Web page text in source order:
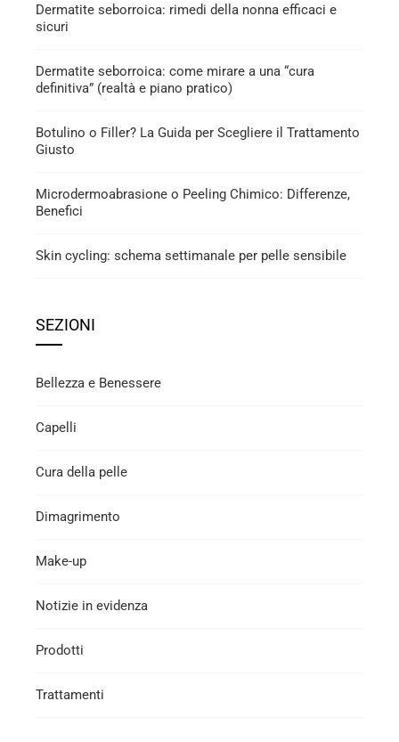
Dermatite seborroica: rimedi della nonna efficaci e
sicuri
Dermatite seborroica: come mirare a una “cura
definitiva” (realtà e piano pratico)
Botulino o Filler? La Guida per Scegliere il Trattamento
Giusto
Microdermoabrasione o Peeling Chimico: Differenze,
Benefici
Skin cycling: schema settimanale per pelle sensibile
SEZIONI
Bellezza e Benessere
Capelli
Cura della pelle
Dimagrimento
Make-up
Notizie in evidenza
Prodotti
Trattamenti